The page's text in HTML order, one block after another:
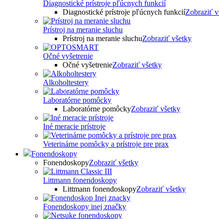
Diagnostické prístroje pľúcnych funkcií
Diagnostické prístroje pľúcnych funkciíZobraziť
Prístroj na meranie sluchu
Prístroj na meranie sluchuZobraziť všetky
Očné vyšetrenie
Očné vyšetrenieZobraziť všetky
Alkoholtestery
Laboratórne pomôcky
Laboratórne pomôckyZobraziť všetky
Iné meracie prístroje
Veterinárne pomôcky a prístroje pre prax
Fonendoskopy
FonendoskopyZobraziť všetky
Littmann fonendoskopy
Littmann fonendoskopyZobraziť všetky
Fonendoskopy inej značky